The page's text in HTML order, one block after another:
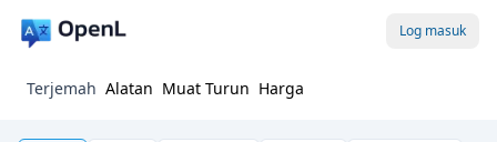
Log masuk
Terjemah Alatan Muat Turun Harga